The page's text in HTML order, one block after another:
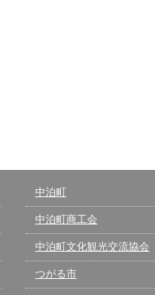
中泊町
中泊町商工会
中泊町文化観光交流協会
つがる市